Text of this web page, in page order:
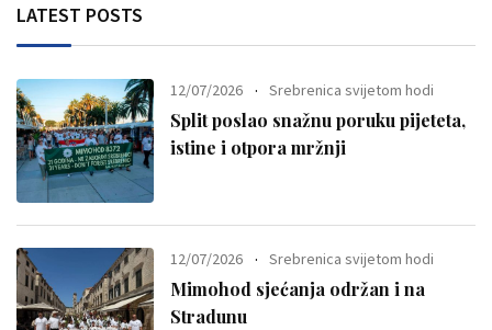
LATEST POSTS
12/07/2026 Srebrenica svijetom hodi
Split poslao snažnu poruku pijeteta,
istine i otpora mržnji
12/07/2026 Srebrenica svijetom hodi
Mimohod sjećanja održan i na
Stradunu